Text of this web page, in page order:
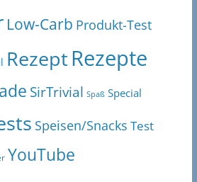
Low-Carb Produkt-Test
RezeptRezepte
SirTrivial Spaß Special
Speisen/Snacks Test
YouTube